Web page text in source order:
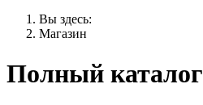
Вы здесь:
Магазин
Полный каталог